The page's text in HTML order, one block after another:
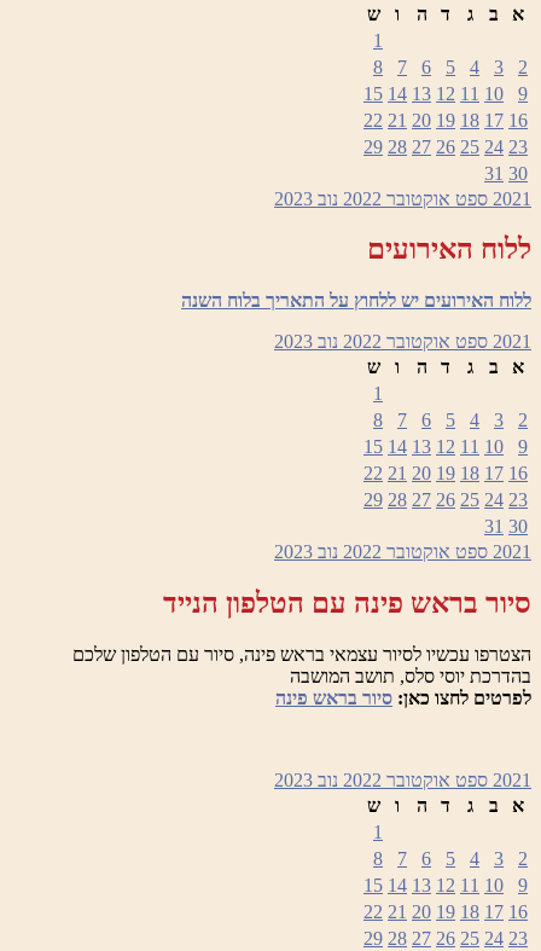
א
ב ג ד ה ו
ש
1
2
3
4
5
6
7
8
9
10
11
12
13
14
15
16
17
18
19
20
21
22
23
24
25
26
27
28
29
30
31
2021 ספט אוקטובר 2022 נוב 2023
ללוח האירועים
ללוח האירועים יש ללחוץ על התאריך בלוח השנה
2021 ספט אוקטובר 2022 נוב 2023
א
ב ג ד ה ו
ש
1
2
3
4
5
6
7
8
9
10
11
12
13
14
15
16
17
18
19
20
21
22
23
24
25
26
27
28
29
30
31
2021 ספט אוקטובר 2022 נוב 2023
סיור בראש פינה עם הטלפון הנייד
הצטרפו עכשיו לסיור עצמאי בראש פינה, סיור עם הטלפון שלכם
בהדרכת יוסי סלס, תושב המושבה
לפרטים לחצו כאן: סיור בראש פינה
2021 ספט אוקטובר 2022 נוב 2023
א
ב ג ד ה ו
ש
1
2
3
4
5
6
7
8
9
10
11
12
13
14
15
16
17
18
19
20
21
22
23
24
25
26
27
28
29